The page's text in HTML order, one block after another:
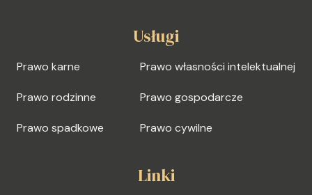
Usługi
Prawo karne
Prawo rodzinne
Prawo spadkowe
Prawo własności intelektualnej
Prawo gospodarcze
Prawo cywilne
Linki